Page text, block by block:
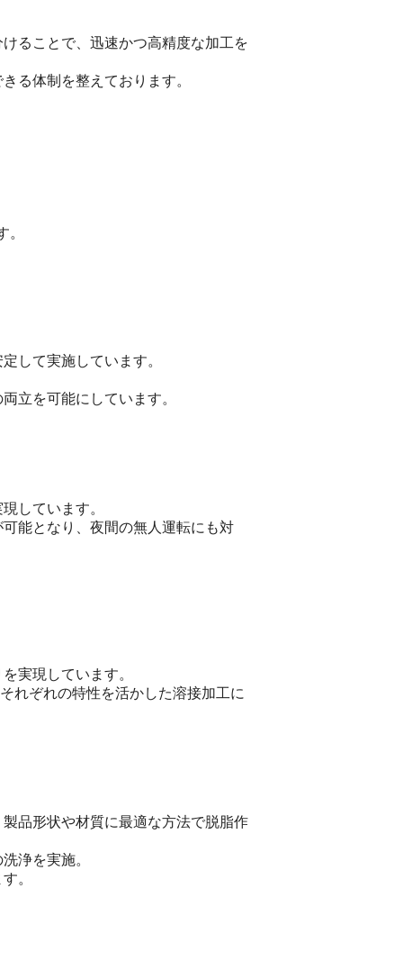
ることで、迅速かつ高精度な加工を
る体制を整えております。
して実施しています。
立を可能にしています。
しています。
能となり、夜間の無人運転にも対
実現しています。
れぞれの特性を活かした溶接加工に
品形状や材質に最適な方法で脱脂作
浄を実施。
。